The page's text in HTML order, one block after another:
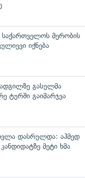
მერობის
იქნება
გასულმა
ტურში გაიმარჯვა
დასრულდა: აჰმედ
მეტი ხმა